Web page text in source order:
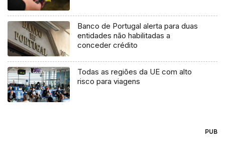
Banco de Portugal alerta para duas
entidades não habilitadas a
conceder crédito
Todas as regiões da UE com alto
risco para viagens
PUB